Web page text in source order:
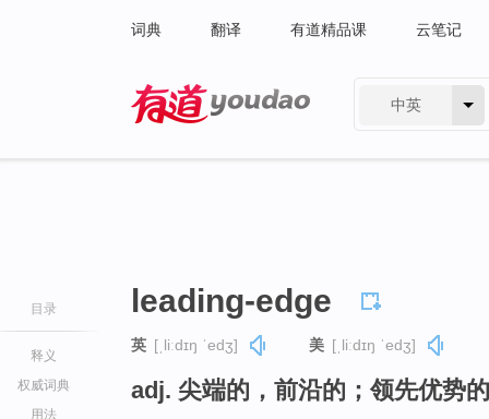
词典 翻译 有道精品课 云笔记
中英
目录
释义
权威词典
用法
leading-edge
英 [ˌliːdɪŋ ˈedʒ] 美 [ˌliːdɪŋ ˈedʒ]
adj. 尖端的，前沿的；领先优势的